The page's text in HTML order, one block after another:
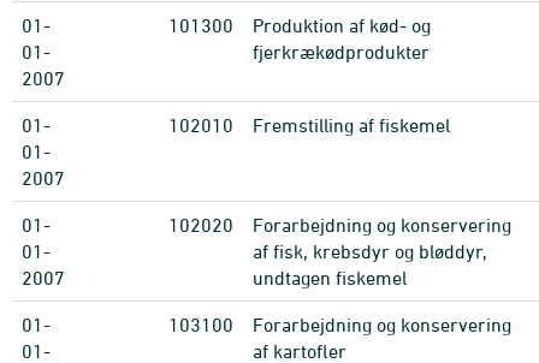
01-
01-
2007
101300
Produktion af kød- og
fjerkrækødprodukter
01-
01-
2007
102010 Fremstilling af fiskemel
01-
01-
2007
102020
Forarbejdning og konservering
af fisk, krebsdyr og bløddyr,
undtagen fiskemel
01-
01-
103100
Forarbejdning og konservering
af kartofler